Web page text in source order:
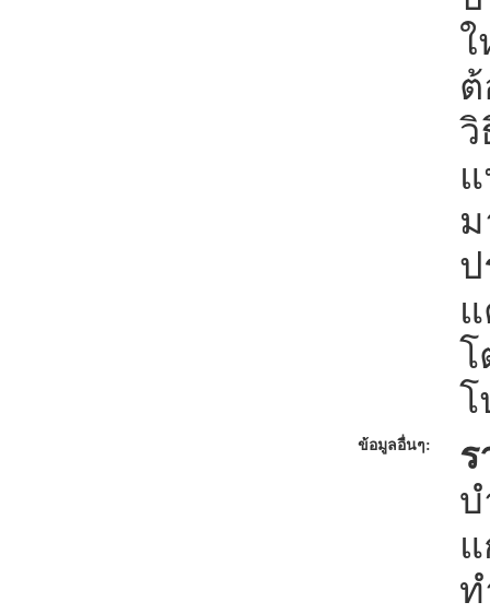
วิ
โ
โ
ข้อมูลอื่นๆ:
ร